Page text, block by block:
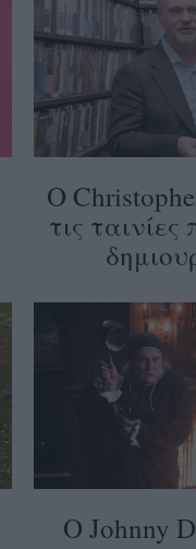
Ο
τις
Ο Johnny